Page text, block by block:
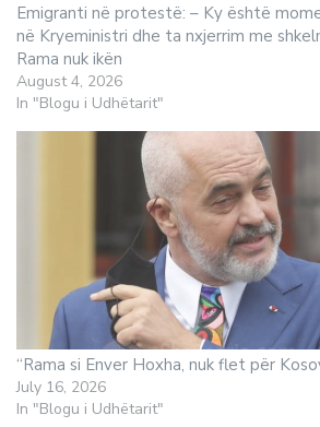
Emigranti në protestë: – Ky është
në Kryeministri dhe ta nxjerrim me
Rama nuk ikën
August 4, 2026
In "Blogu i Udhëtarit"
“Rama si Enver Hoxha, nuk flet për
July 16, 2026
In "Blogu i Udhëtarit"